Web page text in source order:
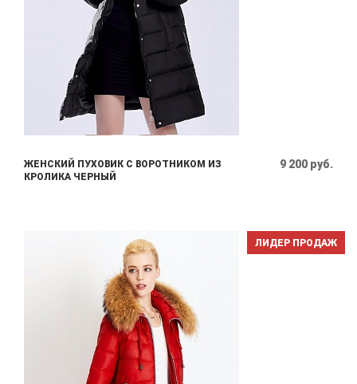
ЖЕНСКИЙ ПУХОВИК С ВОРОТНИКОМ ИЗ
КРОЛИКА ЧЕРНЫЙ
9 200 руб.
ЛИДЕР ПРОДАЖ